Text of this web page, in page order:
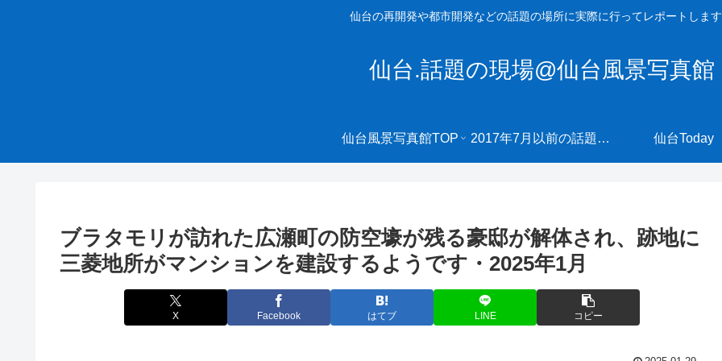
仙台の再開発や都市開発などの話題の場所に実際に行ってレポートしま
仙台.話題の現場@仙台風景写真館
仙台風景写真館TOP 2017年7月以前の話題の現場へ 仙台Today
ブラタモリが訪れた広瀬町の防空壕が残る豪邸が解体され、跡地に
三菱地所がマンションを建設するようです・2025年1月
X Facebook はてブ LINE コピー